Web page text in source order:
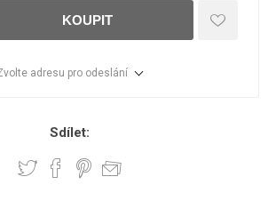
KOUPIT
adresu pro odeslání
Sdílet: